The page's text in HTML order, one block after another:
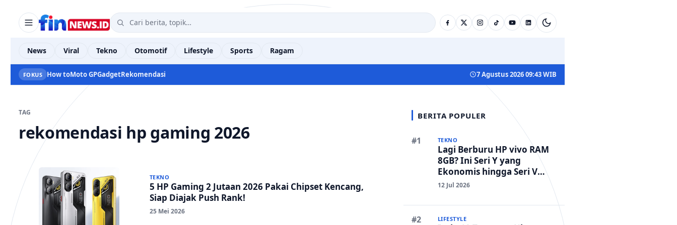
News Viral Tekno Otomotif Lifestyle Sports Ragam
FOKUS How toMoto GPGadgetRekomendasi 7 Agustus 2026 09:43 WIB
TAG
rekomendasi hp gaming 2026
TEKNO
5 HP Gaming 2 Jutaan 2026 Pakai Chipset Kencang,
Siap Diajak Push Rank!
25 Mei 2026
BERITA POPULER
TEKNO
Lagi Berburu HP vivo RAM
8GB? Ini Seri Y yang
Ekonomis hingga Seri V
Berstandar Militer!
12 Jul 2026
LIFESTYLE